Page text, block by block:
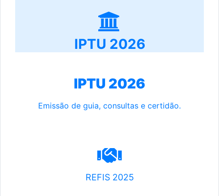
IPTU 2026
IPTU 2026
Emissão de guia, consultas e certidão.
REFIS 2025